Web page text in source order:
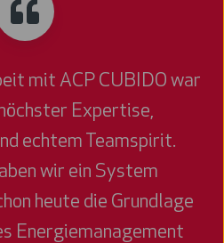
mit ACP CUBIDO war
Expertise,
echtem Teamspirit.
wir ein System
heute die Grundlage
Energiemanagement